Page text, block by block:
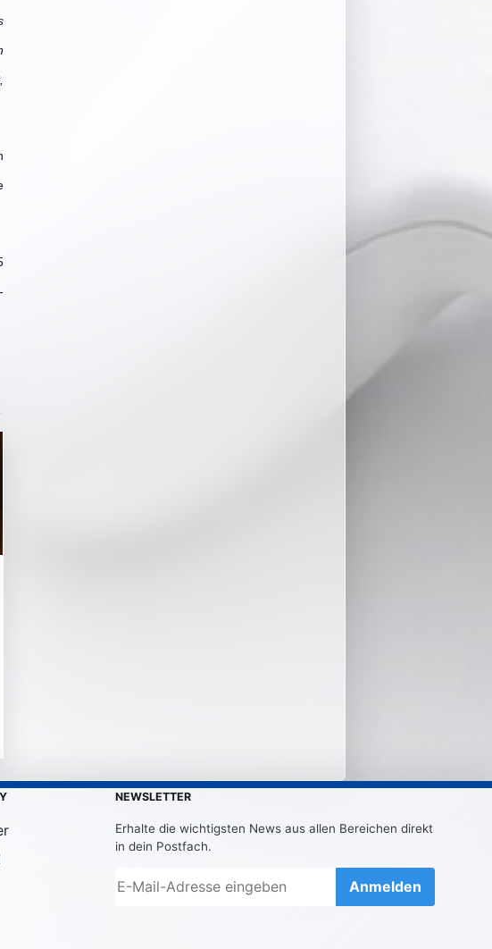
NEWSLETTER
Erhalte die wichtigsten News aus allen Bereichen direkt
in dein Postfach.
Anmelden